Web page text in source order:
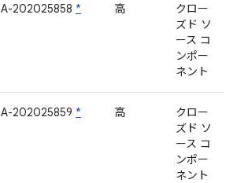
A-202025858 * 高
クロー
ズド ソ
ース コ
ンポー
ネント
A-202025859 * 高
クロー
ズド ソ
ース コ
ンポー
ネント